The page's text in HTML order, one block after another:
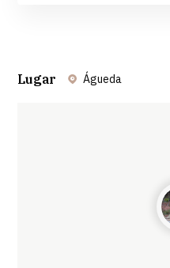
Lugar Águeda